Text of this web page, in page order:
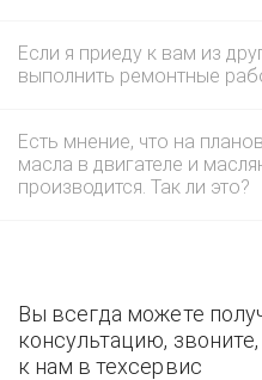
Если я приеду к вам из
выполнить ремонтные
Есть мнение, что на
масла в двигателе и
производится. Так ли это?
Вы всегда можете
консультацию,
к нам в техсервис